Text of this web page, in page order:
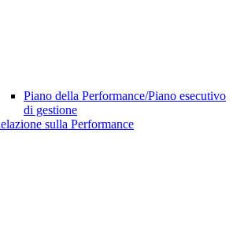
Piano della Performance/Piano esecutivo
di gestione
sulla Performance